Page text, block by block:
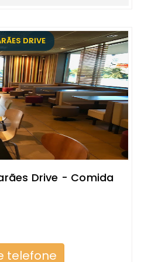
DRIVE
Drive - Comida
telefone